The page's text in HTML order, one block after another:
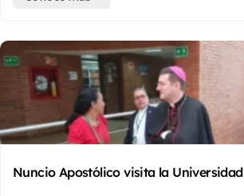
Nuncio Apostólico visita la Universidad